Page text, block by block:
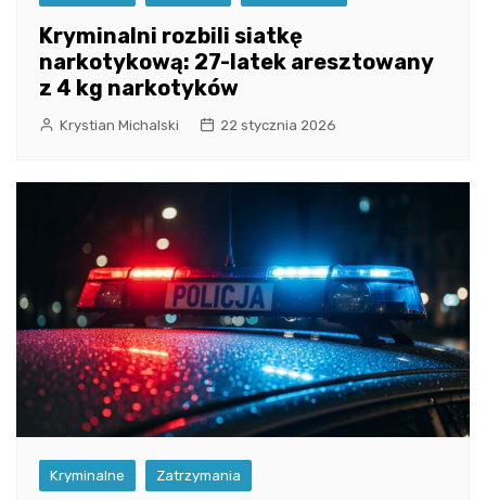
Kryminalni rozbili siatkę
narkotykową: 27-latek aresztowany
z 4 kg narkotyków
Krystian Michalski 22 stycznia 2026
Kryminalne Zatrzymania